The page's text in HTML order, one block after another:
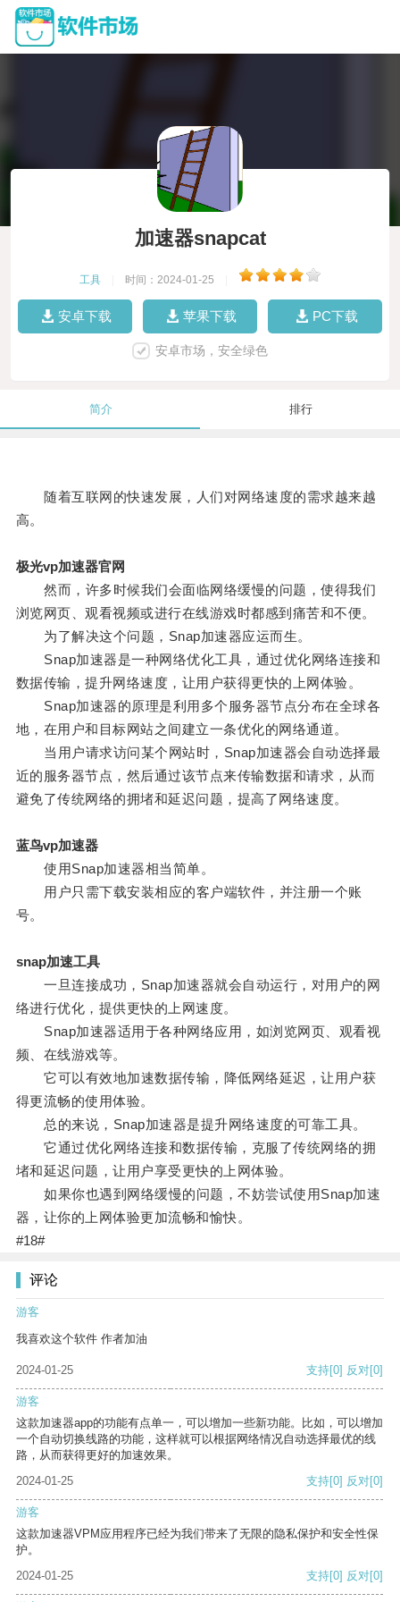
加速器snapcat
工具 时间：2024-01-25
安卓下载 苹果下载 PC下载
安卓市场，安全绿色
简介 排行
随着互联网的快速发展，人们对网络速度的需求越来越
高。
极光vp加速器官网
然而，许多时候我们会面临网络缓慢的问题，使得我们
浏览网页、观看视频或进行在线游戏时都感到痛苦和不便。
为了解决这个问题，Snap加速器应运而生。
Snap加速器是一种网络优化工具，通过优化网络连接和
数据传输，提升网络速度，让用户获得更快的上网体验。
Snap加速器的原理是利用多个服务器节点分布在全球各
地，在用户和目标网站之间建立一条优化的网络通道。
当用户请求访问某个网站时，Snap加速器会自动选择最
近的服务器节点，然后通过该节点来传输数据和请求，从而
避免了传统网络的拥堵和延迟问题，提高了网络速度。
蓝鸟vp加速器
使用Snap加速器相当简单。
用户只需下载安装相应的客户端软件，并注册一个账
号。
snap加速工具
一旦连接成功，Snap加速器就会自动运行，对用户的网
络进行优化，提供更快的上网速度。
Snap加速器适用于各种网络应用，如浏览网页、观看视
频、在线游戏等。
它可以有效地加速数据传输，降低网络延迟，让用户获
得更流畅的使用体验。
总的来说，Snap加速器是提升网络速度的可靠工具。
它通过优化网络连接和数据传输，克服了传统网络的拥
堵和延迟问题，让用户享受更快的上网体验。
如果你也遇到网络缓慢的问题，不妨尝试使用Snap加速
器，让你的上网体验更加流畅和愉快。
#18#
评论
游客
我喜欢这个软件 作者加油
2024-01-25 支持[0] 反对[0]
游客
这款加速器app的功能有点单一，可以增加一些新功能。比如，可以增加
一个自动切换线路的功能，这样就可以根据网络情况自动选择最优的线
路，从而获得更好的加速效果。
2024-01-25
支持[0] 反对[0]
游客
这款加速器VPM应用程序已经为我们带来了无限的隐私保护和安全性保
护。
2024-01-25
支持[0] 反对[0]